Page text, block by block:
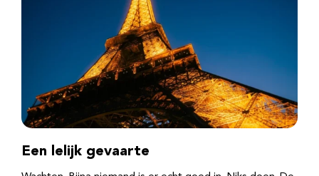
Een lelijk gevaarte